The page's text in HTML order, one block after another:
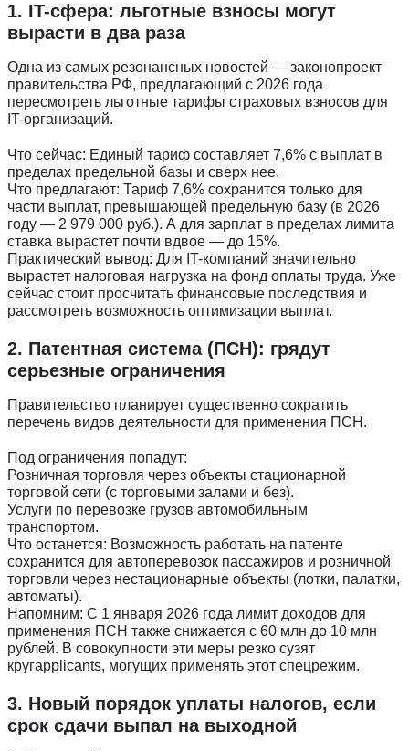
1. IT-сфера: льготные взносы могут
вырасти в два раза
Одна из самых резонансных новостей — законопроект
правительства РФ, предлагающий с 2026 года
пересмотреть льготные тарифы страховых взносов для
IT-организаций.
Что сейчас: Единый тариф составляет 7,6% с выплат в
пределах предельной базы и сверх нее.
Что предлагают: Тариф 7,6% сохранится только для
части выплат, превышающей предельную базу (в 2026
году — 2 979 000 руб.). А для зарплат в пределах лимита
ставка вырастет почти вдвое — до 15%.
Практический вывод: Для IT-компаний значительно
вырастет налоговая нагрузка на фонд оплаты труда. Уже
сейчас стоит просчитать финансовые последствия и
рассмотреть возможность оптимизации выплат.
2. Патентная система (ПСН): грядут
серьезные ограничения
Правительство планирует существенно сократить
перечень видов деятельности для применения ПСН.
Под ограничения попадут:
Розничная торговля через объекты стационарной
торговой сети (с торговыми залами и без).
Услуги по перевозке грузов автомобильным
транспортом.
Что останется: Возможность работать на патенте
сохранится для автоперевозок пассажиров и розничной
торговли через нестационарные объекты (лотки, палатки,
автоматы).
Напомним: С 1 января 2026 года лимит доходов для
применения ПСН также снижается с 60 млн до 10 млн
рублей. В совокупности эти меры резко сузят
кругapplicants, могущих применять этот спецрежим.
3. Новый порядок уплаты налогов, если
срок сдачи выпал на выходной